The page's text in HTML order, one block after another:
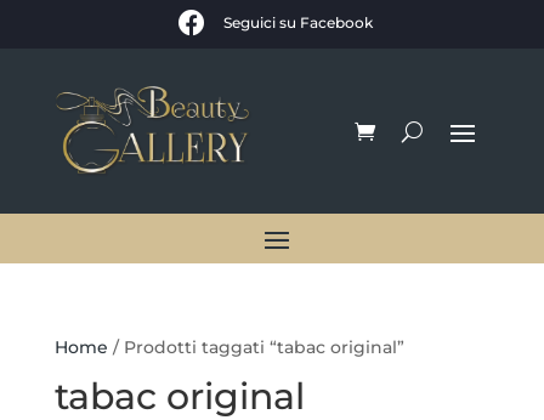
 Seguici su Facebook
Home / Prodotti taggati “tabac original”
tabac original